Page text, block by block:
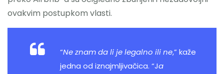
ovakvim postupkom vlasti.
“Ne znam da li je legalno ili ne,” kaže
jedna od iznajmljivačica. “Ja